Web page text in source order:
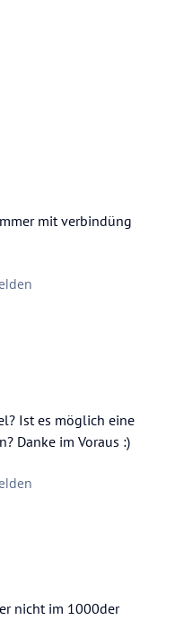
mit verbindüng
Ist es möglich eine
Danke im Voraus :)
nicht im 1000der